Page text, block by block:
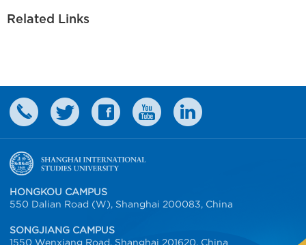
Related Links
HONGKOU CAMPUS
550 Dalian Road (W), Shanghai 200083, China
SONGJIANG CAMPUS
1550 Wenxiang Road, Shanghai 201620, China